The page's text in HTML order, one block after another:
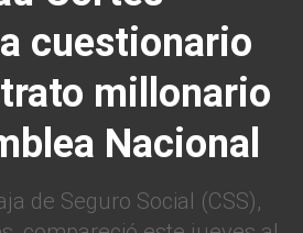
cuestionario
millonario
Nacional
de Seguro Social (CSS),